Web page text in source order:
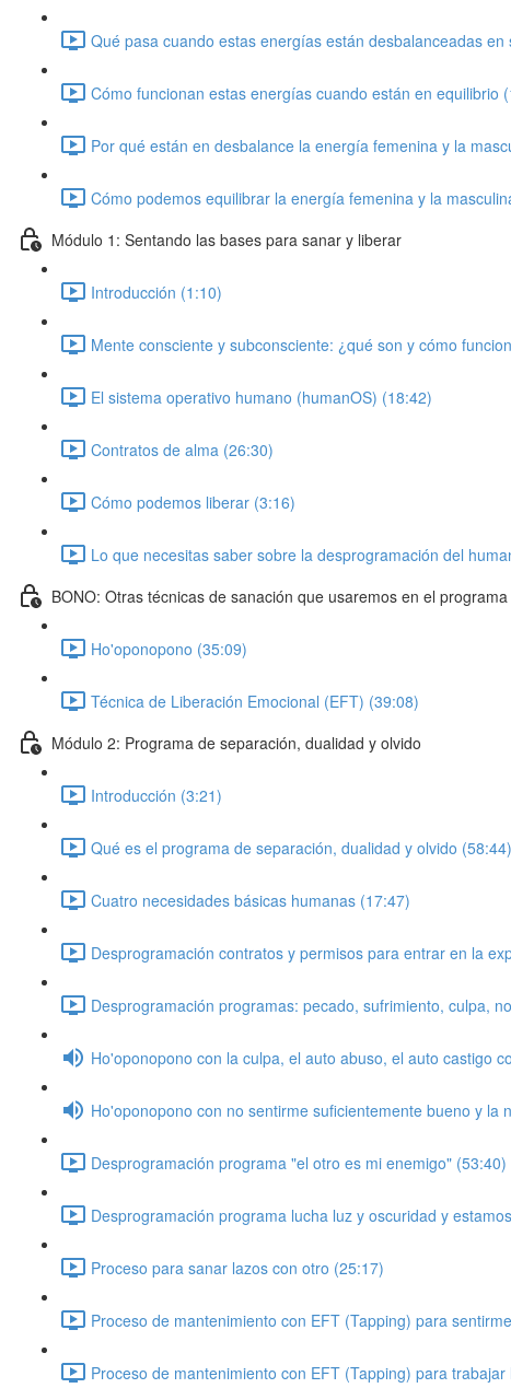
Qué pasa cuando estas energías están desbalanceadas
Cómo funcionan estas energías cuando están en equilibrio
Por qué están en desbalance la energía femenina y la
Cómo podemos equilibrar la energía femenina y la
Módulo 1: Sentando las bases para sanar y liberar
Introducción (1:10)
Mente consciente y subconsciente: ¿qué son y cómo
El sistema operativo humano (humanOS) (18:42)
Contratos de alma (26:30)
Cómo podemos liberar (3:16)
Lo que necesitas saber sobre la desprogramación del
BONO: Otras técnicas de sanación que usaremos en el programa
Ho'oponopono (35:09)
Técnica de Liberación Emocional (EFT) (39:08)
Módulo 2: Programa de separación, dualidad y olvido
Introducción (3:21)
Qué es el programa de separación, dualidad y olvido (58:44)
Cuatro necesidades básicas humanas (17:47)
Desprogramación contratos y permisos para entrar en la
Desprogramación programas: pecado, sufrimiento, culpa,
Ho'oponopono con la culpa, el auto abuso, el auto castigo
Ho'oponopono con no sentirme suficientemente bueno y la
Desprogramación programa "el otro es mi enemigo" (53:40)
Desprogramación programa lucha luz y oscuridad y
Proceso para sanar lazos con otro (25:17)
Proceso de mantenimiento con EFT (Tapping) para
Proceso de mantenimiento con EFT (Tapping) para